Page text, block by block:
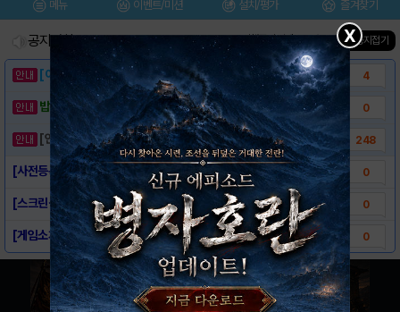
메뉴 이벤트/미션 설치/평가 즐겨찾기
공지사항 진행중인 이벤트 ▲ 공지접기
[이벤트] 웃음으로 매일매일 해피! 유머 게시.. 4
밥알이의 헝앱통신 ⑲ “밥알이, 드디어 멀티를.. 0
[안내] 헝그리앱 필수 상식! 밥알 획득 안내.. 248
[사전등록링크] - 슈퍼스트링 0
[스크린샷] - 슈퍼스트링 0
[게임소개] - 슈퍼스트링 0
X